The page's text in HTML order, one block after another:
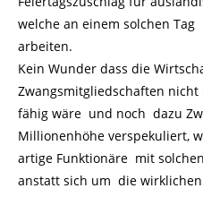
welche an einem solchen Tag
arbeiten.
Kein Wunder dass die
Zwangsmitgliedschaften nicht
fähig wäre und noch dazu
Millionenhöhe verspekuliert,
artige Funktionäre mit
anstatt sich um die wirklichen